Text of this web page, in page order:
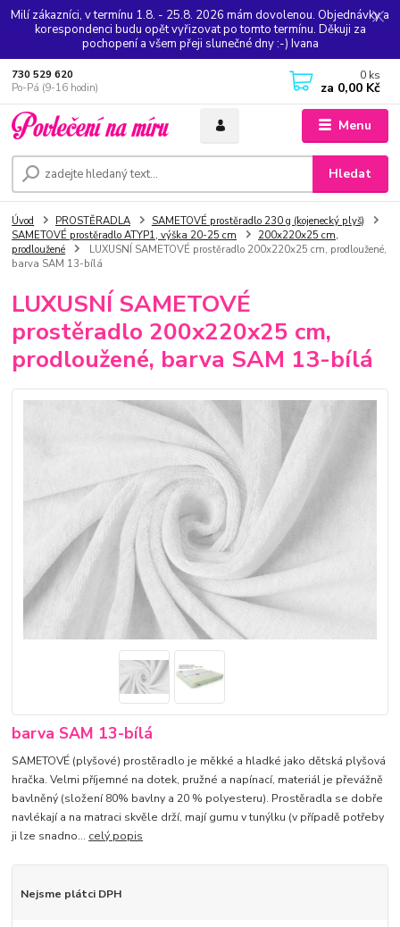
Milí zákazníci, v termínu 1.8. - 25.8. 2026 mám dovolenou. Objednávky a
korespondenci budu opět vyřizovat po tomto termínu. Děkuji za
pochopení a všem přeji slunečné dny :-) Ivana
Menu
Hledat
730 529 620
Po-Pá (9-16 hodin)
0 ks
za 0,00 Kč
Úvod PROSTĚRADLA
SAMETOVÉ prostěradlo 230 g (kojenecký plyš)
SAMETOVÉ prostěradlo ATYP1, výška 20-25 cm
200x220x25 cm,
prodloužené
LUXUSNÍ SAMETOVÉ prostěradlo 200x220x25 cm, prodloužené,
barva SAM 13-bílá
LUXUSNÍ SAMETOVÉ
prostěradlo 200x220x25 cm,
prodloužené, barva SAM 13-bílá
barva SAM 13-bílá
SAMETOVÉ (plyšové) prostěradlo je měkké a hladké jako dětská plyšová
hračka. Velmi příjemné na dotek, pružné a napínací, materiál je převážně
bavlněný (složení 80% bavlny a 20 % polyesteru). Prostěradla se dobře
navlékají a na matraci skvěle drží, mají gumu v tunýlku (v případě potřeby
ji lze snadno... celý popis
Nejsme plátci DPH